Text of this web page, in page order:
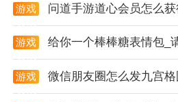
游戏
问道手游道心会员怎么
游戏
给你一个棒棒糖表情包_
游戏
微信朋友圈怎么发九宫